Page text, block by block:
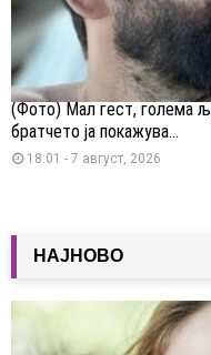
(Фото) Мал гест, голема
братчето ја покажува...
18:01 - 7 август, 2026
НАЈНОВО